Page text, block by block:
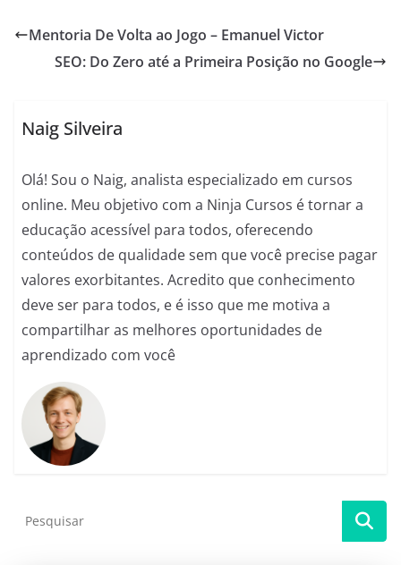
e
b
o
at
s
A
p
ss
e
n
e
gr
a
ai
l di
t
ar
e
Mentoria De Volta ao Jogo – Emanuel Victor
SEO: Do Zero até a Primeira Posição no Google
Naig Silveira
Olá! Sou o Naig, analista especializado em cursos
online. Meu objetivo com a Ninja Cursos é tornar a
educação acessível para todos, oferecendo
conteúdos de qualidade sem que você precise pagar
valores exorbitantes. Acredito que conhecimento
deve ser para todos, e é isso que me motiva a
compartilhar as melhores oportunidades de
aprendizado com você